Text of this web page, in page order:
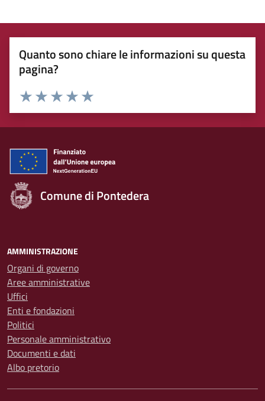
Quanto sono chiare le informazioni su questa
pagina?
Rating:
Valuta 5 stelle su 5
Valuta 4 stelle su 5
Valuta 3 stelle su 5
Valuta 2 stelle su 5
Valuta 1 stelle su 5
Comune di Pontedera
AMMINISTRAZIONE
Organi di governo
Aree amministrative
Uffici
Enti e fondazioni
Politici
Personale amministrativo
Documenti e dati
Albo pretorio